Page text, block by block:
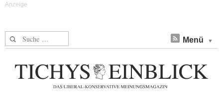
Suche nach: Menü